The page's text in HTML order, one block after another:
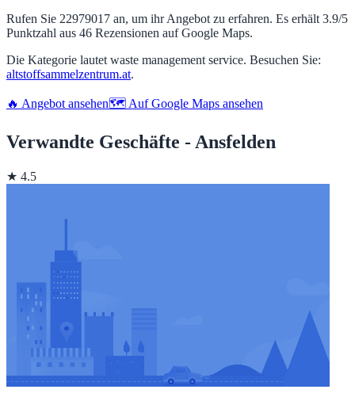
Rufen Sie 22979017 an, um ihr Angebot zu erfahren. Es erhält 3.9/5
Punktzahl aus 46 Rezensionen auf Google Maps.
Die Kategorie lautet waste management service. Besuchen Sie:
altstoffsammelzentrum.at.
🔥 Angebot ansehen🗺️ Auf Google Maps ansehen
Verwandte Geschäfte - Ansfelden
★ 4.5